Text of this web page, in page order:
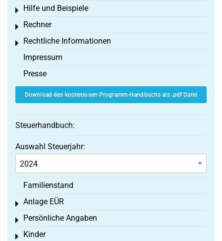
Hilfe und Beispiele
Toggle menu
Rechner
Toggle menu
Rechtliche Informationen
Toggle menu
Impressum
Presse
Download des kostenlosen Programm-Handbuchs als .pdf Datei
Steuerhandbuch:
Auswahl Steuerjahr:
Familienstand
Anlage EÜR
Toggle menu
Persönliche Angaben
Toggle menu
Kinder
Toggle menu